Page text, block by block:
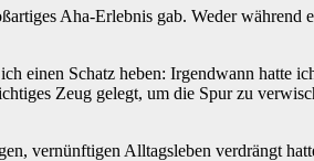
Aha-Erlebnis gab. Weder während
einen Schatz heben: Irgendwann hatte
Zeug gelegt, um die Spur zu
vernünftigen Alltagsleben verdrängt